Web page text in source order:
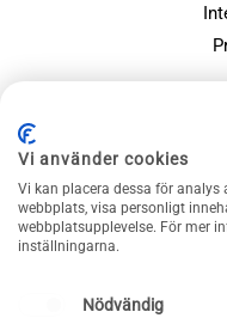
Vi använder cookies
Vi kan placera dessa för
webbplats, visa personligt
webbplatsupplevelse. För mer
inställningarna.
Nödvändig